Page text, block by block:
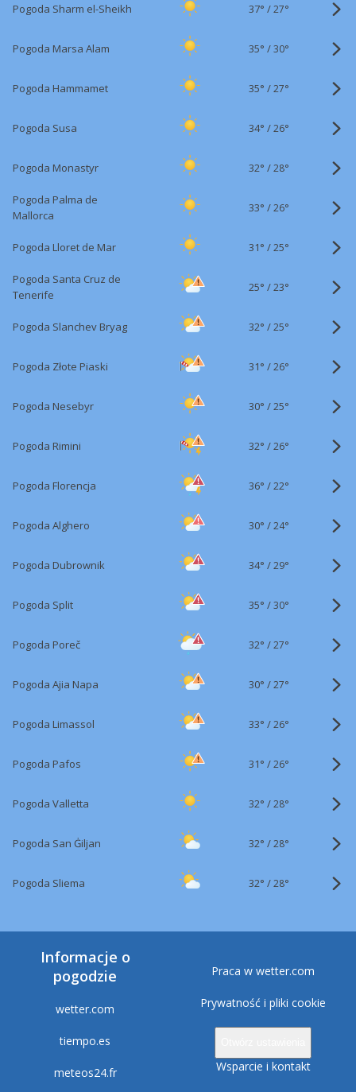
Pogoda Sharm el-Sheikh 37° /27°
Pogoda Marsa Alam 35° /30°
Pogoda Hammamet 35° /27°
Pogoda Susa 34° /26°
Pogoda Monastyr 32° /28°
Pogoda Palma de
Mallorca
33° /26°
Pogoda Lloret de Mar 31° /25°
Pogoda Santa Cruz de
Tenerife
25° /23°
Pogoda Slanchev Bryag 32° /25°
Pogoda Złote Piaski 31° /26°
Pogoda Nesebyr 30° /25°
Pogoda Rimini 32° /26°
Pogoda Florencja 36° /22°
Pogoda Alghero 30° /24°
Pogoda Dubrownik 34° /29°
Pogoda Split 35° /30°
Pogoda Poreč 32° /27°
Pogoda Ajia Napa 30° /27°
Pogoda Limassol 33° /26°
Pogoda Pafos 31° /26°
Pogoda Valletta 32° /28°
Pogoda San Ġiljan 32° /28°
Pogoda Sliema 32° /28°
Informacje o
pogodzie
wetter.com
tiempo.es
meteos24.fr
Praca w wetter.com
Prywatność i pliki cookie
Wsparcie i kontakt